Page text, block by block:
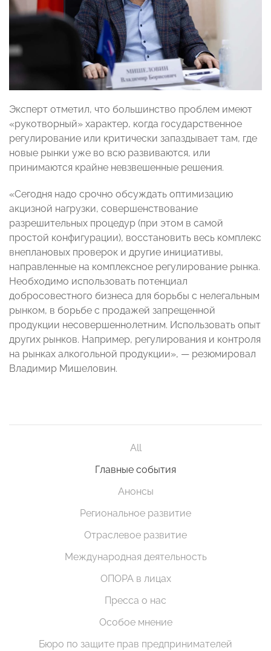
Эксперт отметил, что большинство проблем имеют
«рукотворный» характер, когда государственное
регулирование или критически запаздывает там, где
новые рынки уже во всю развиваются, или
принимаются крайне невзвешенные решения.
«Сегодня надо срочно обсуждать оптимизацию
акцизной нагрузки, совершенствование
разрешительных процедур (при этом в самой
простой конфигурации), восстановить весь комплекс
внеплановых проверок и другие инициативы,
направленные на комплексное регулирование рынка.
Необходимо использовать потенциал
добросовестного бизнеса для борьбы с нелегальным
рынком, в борьбе с продажей запрещенной
продукции несовершеннолетним. Использовать опыт
других рынков. Например, регулирования и контроля
на рынках алкогольной продукции», — резюмировал
Владимир Мишеловин.
All
Главные события
Анонсы
Региональное развитие
Отраслевое развитие
Международная деятельность
ОПОРА в лицах
Пресса о нас
Особое мнение
Бюро по защите прав предпринимателей